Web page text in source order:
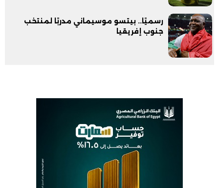
رسميًا.. بيتسو موسيماني مدربًا لمنتخب
جنوب إفريقيا